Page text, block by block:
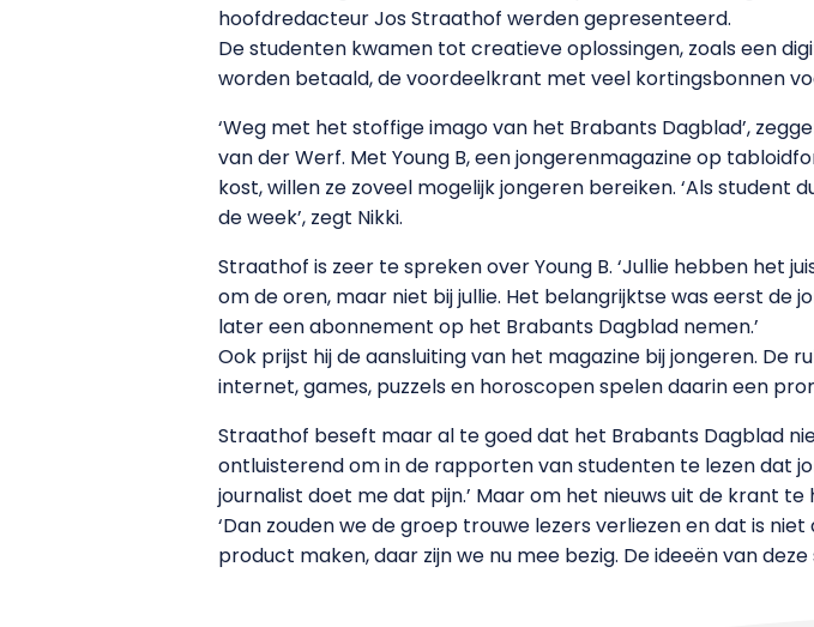
hoofdredacteur Jos Straathof werden gepresenteerd.
De studenten kwamen tot creatieve oplossingen, zoals een
worden betaald, de voordeelkrant met veel kortingsbonnen
‘Weg met het stoffige imago van het Brabants Dagblad’,
van der Werf. Met Young B, een jongerenmagazine op
kost, willen ze zoveel mogelijk jongeren bereiken. ‘Als
de week’, zegt Nikki.
Straathof is zeer te spreken over Young B. ‘Jullie hebben het
om de oren, maar niet bij jullie. Het belangrijktse was eerst
later een abonnement op het Brabants Dagblad nemen.’
Ook prijst hij de aansluiting van het magazine bij jongeren. De
internet, games, puzzels en horoscopen spelen daarin een
Straathof beseft maar al te goed dat het Brabants Dagblad
ontluisterend om in de rapporten van studenten te lezen dat
journalist doet me dat pijn.’ Maar om het nieuws uit de krant
‘Dan zouden we de groep trouwe lezers verliezen en dat is
product maken, daar zijn we nu mee bezig. De ideeën van